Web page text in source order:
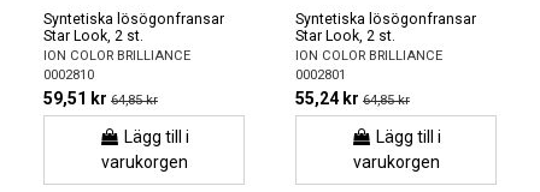
Syntetiska lösögonfransar
Star Look, 2 st.
ION COLOR BRILLIANCE
0002810
59,51 kr 64,85 kr
Lägg till i
varukorgen
Syntetiska lösögonfransar
Star Look, 2 st.
ION COLOR BRILLIANCE
0002801
55,24 kr 64,85 kr
Lägg till i
varukorgen